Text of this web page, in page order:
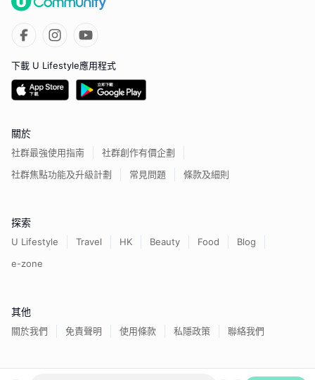
下載 U Lifestyle應用程式
關於
社群最強使用指南
社群創作有價企劃
社群焦點功能及升級計劃
常見問題 條款及細則
探索
U Lifestyle Travel HK Beauty Food
Blog
e-zone
其他
關於我們 免責聲明 使用條款 私隱政策 聯絡我們